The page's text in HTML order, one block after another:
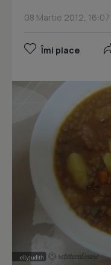
08 Martie 2012, 16:07
Îmi place